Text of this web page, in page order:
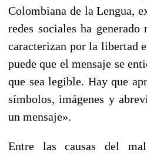
Colombiana de la Lengua,
redes sociales ha generado
caracterizan por la libertad
puede que el mensaje se
que sea legible. Hay que
símbolos, imágenes y
un mensaje».
Entre las causas del